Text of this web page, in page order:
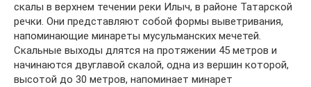
скалы в верхнем течении реки Илыч, в районе Татарской
речки. Они представляют собой формы выветривания,
напоминающие минареты мусульманских мечетей.
Скальные выходы длятся на протяжении 45 метров и
начинаются двуглавой скалой, одна из вершин которой,
высотой до 30 метров, напоминает минарет